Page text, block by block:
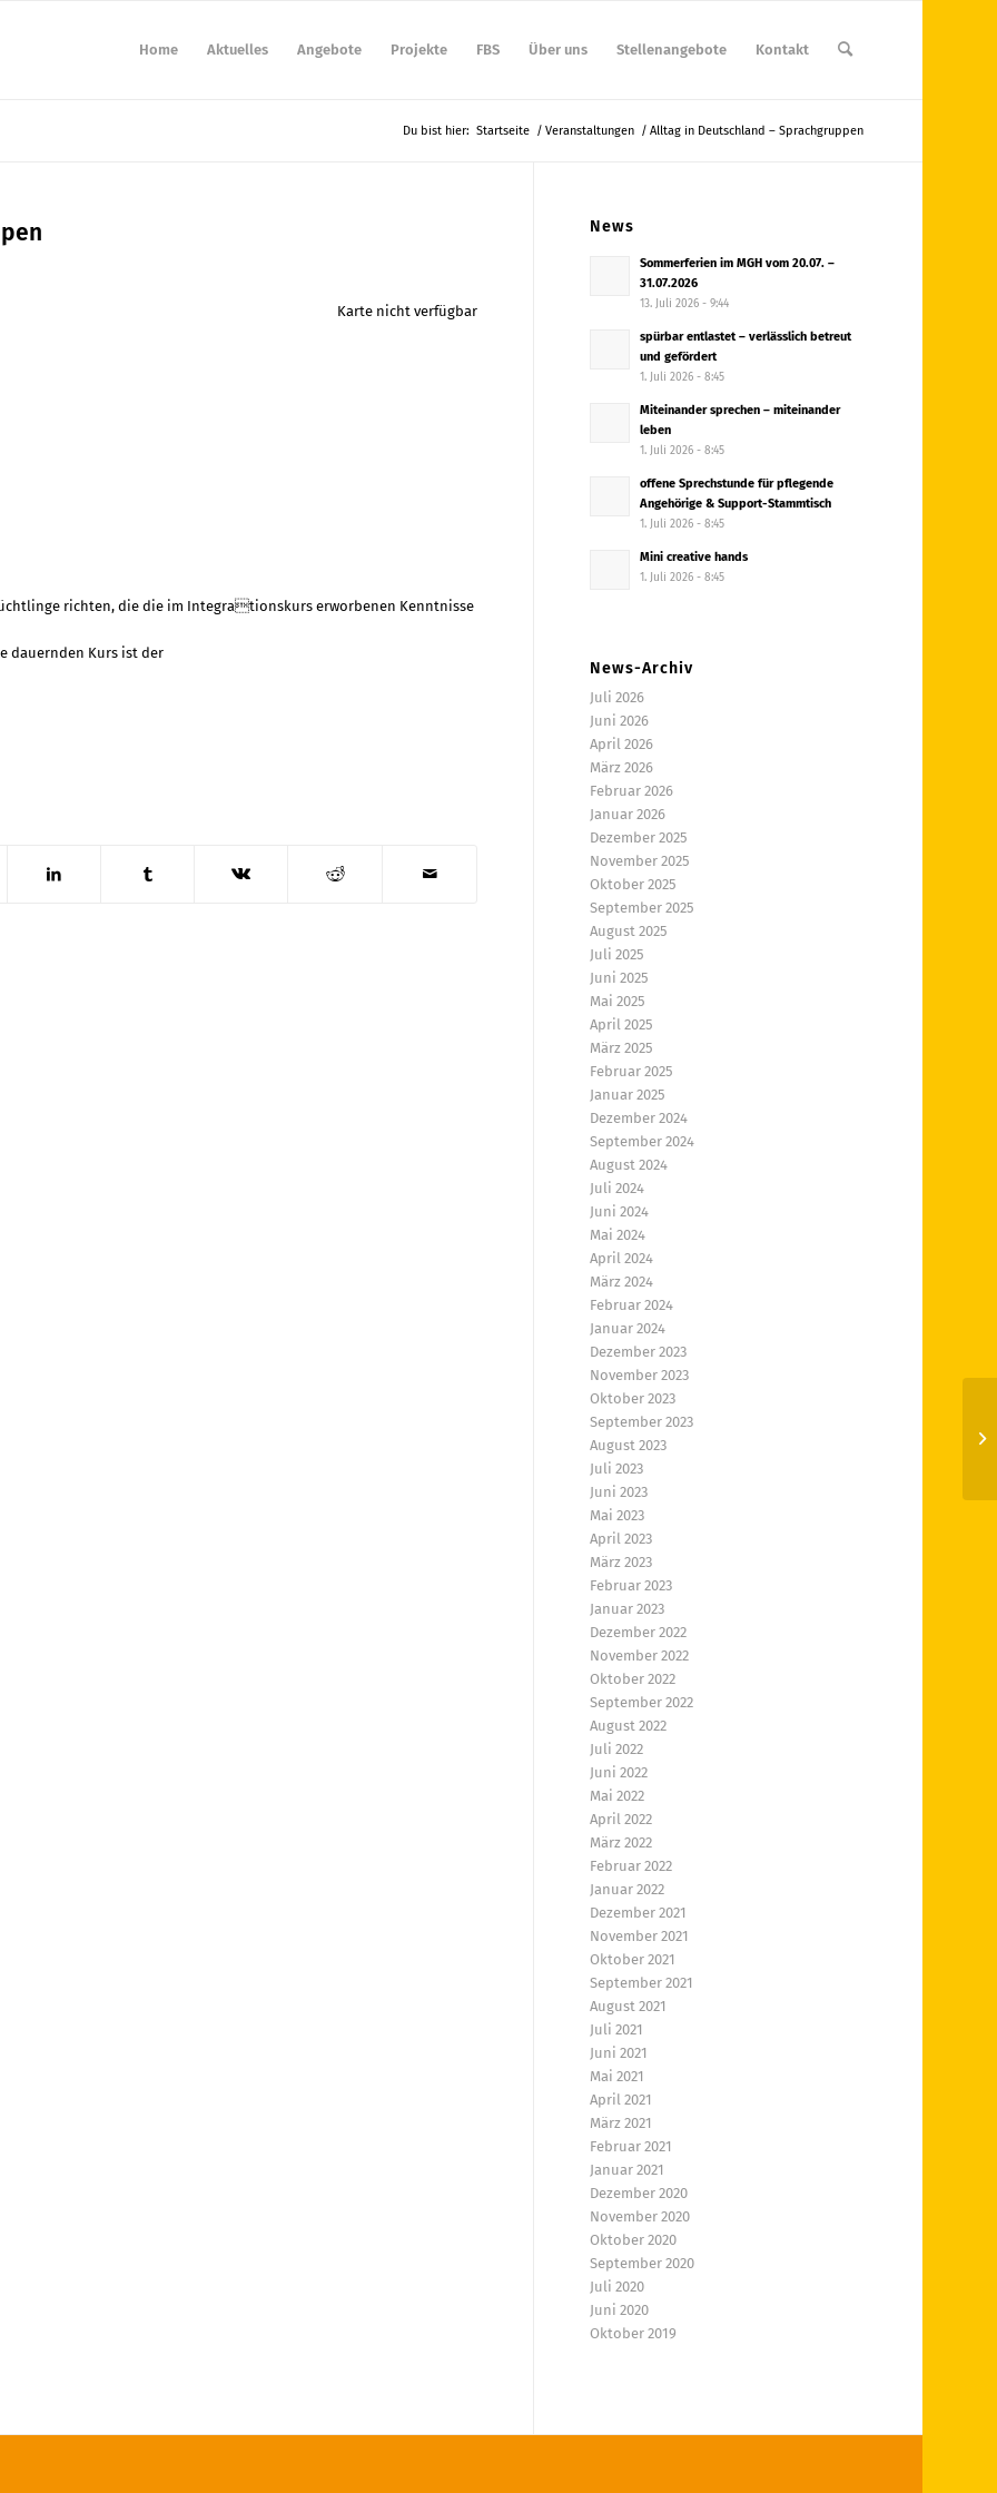
Home Aktuelles Angebote Projekte FBS Über uns Stellenangebote Kontakt
Du bist hier: Startseite / Veranstaltungen / Alltag in Deutschland – Sprachgruppen
Karte nicht verfügbar
richten, die die im Integrationskurs erworbenen Kenntnisse
dauernden Kurs ist der
News
Sommerferien im MGH vom 20.07. –
31.07.2026
13. Juli 2026 - 9:44
spürbar entlastet – verlässlich betreut
und gefördert
1. Juli 2026 - 8:45
Miteinander sprechen – miteinander
leben
1. Juli 2026 - 8:45
offene Sprechstunde für pflegende
Angehörige & Support-Stammtisch
1. Juli 2026 - 8:45
Mini creative hands
1. Juli 2026 - 8:45
News-Archiv
Juli 2026
Juni 2026
April 2026
März 2026
Februar 2026
Januar 2026
Dezember 2025
November 2025
Oktober 2025
September 2025
August 2025
Juli 2025
Juni 2025
Mai 2025
April 2025
März 2025
Februar 2025
Januar 2025
Dezember 2024
September 2024
August 2024
Juli 2024
Juni 2024
Mai 2024
April 2024
März 2024
Februar 2024
Januar 2024
Dezember 2023
November 2023
Oktober 2023
September 2023
August 2023
Juli 2023
Juni 2023
Mai 2023
April 2023
März 2023
Februar 2023
Januar 2023
Dezember 2022
November 2022
Oktober 2022
September 2022
August 2022
Juli 2022
Juni 2022
Mai 2022
April 2022
März 2022
Februar 2022
Januar 2022
Dezember 2021
November 2021
Oktober 2021
September 2021
August 2021
Juli 2021
Juni 2021
Mai 2021
April 2021
März 2021
Februar 2021
Januar 2021
Dezember 2020
November 2020
Oktober 2020
September 2020
Juli 2020
Juni 2020
Oktober 2019